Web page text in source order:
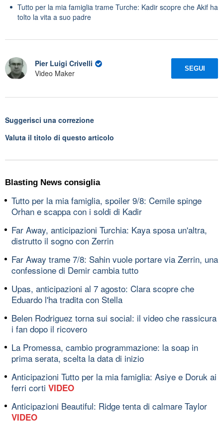
Tutto per la mia famiglia trame Turche: Kadir scopre che Akif ha
tolto la vita a suo padre
Pier Luigi Crivelli
Video Maker
SEGUI
Suggerisci una correzione
Valuta il titolo di questo articolo
Blasting News consiglia
Tutto per la mia famiglia, spoiler 9/8: Cemile spinge
Orhan e scappa con i soldi di Kadir
Far Away, anticipazioni Turchia: Kaya sposa un'altra,
distrutto il sogno con Zerrin
Far Away trame 7/8: Sahin vuole portare via Zerrin, una
confessione di Demir cambia tutto
Upas, anticipazioni al 7 agosto: Clara scopre che
Eduardo l'ha tradita con Stella
Belen Rodriguez torna sui social: il video che rassicura
i fan dopo il ricovero
La Promessa, cambio programmazione: la soap in
prima serata, scelta la data di inizio
Anticipazioni Tutto per la mia famiglia: Asiye e Doruk ai
ferri corti VIDEO
Anticipazioni Beautiful: Ridge tenta di calmare Taylor
VIDEO